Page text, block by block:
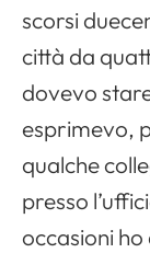
scorsi
città da
dovevo
esprimevo,
qualche
presso
occasioni